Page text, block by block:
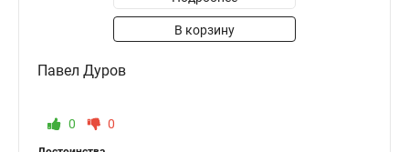
В корзину
Павел Дуров
0 0